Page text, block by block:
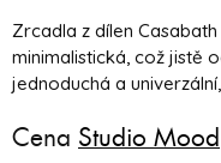
Zrcadla z dílen
minimalistická, což jistě
jednoduchá a
Cena Studio Mood